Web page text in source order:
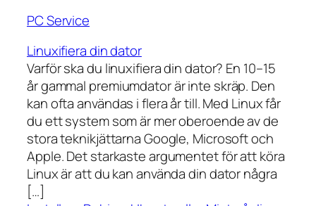
PC Service
Linuxifiera din dator
Varför ska du linuxifiera din dator? En 10–15
år gammal premiumdator är inte skräp. Den
kan ofta användas i flera år till. Med Linux får
du ett system som är mer oberoende av de
stora teknikjättarna Google, Microsoft och
Apple. Det starkaste argumentet för att köra
Linux är att du kan använda din dator några
[…]